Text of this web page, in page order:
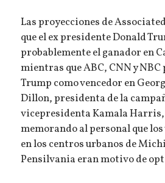
Las proyecciones de
que el ex presidente Donald
probablemente el ganador en
mientras que ABC, CNN y
Trump como vencedor en
Dillon, presidenta de la
vicepresidenta Kamala Harris,
memorando al personal que
en los centros urbanos de
Pensilvania eran motivo de